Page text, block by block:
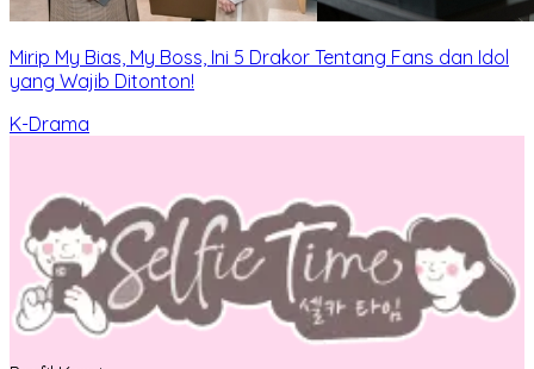
Mirip My Bias, My Boss, Ini 5 Drakor Tentang Fans dan Idol
yang Wajib Ditonton!
K-Drama